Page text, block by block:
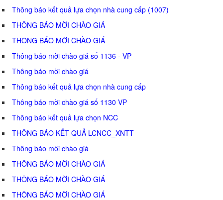
Thông báo kết quả lựa chọn nhà cung cấp (1007)
THÔNG BÁO MỜI CHÀO GIÁ
THÔNG BÁO MỜI CHÀO GIÁ
Thông báo mời chào giá số 1136 - VP
Thông báo mời chào giá
Thông báo kết quả lựa chọn nhà cung cấp
Thông báo mời chào giá số 1130 VP
Thông báo kết quả lựa chọn NCC
THÔNG BÁO KẾT QUẢ LCNCC_XNTT
Thông báo mời chào giá
THÔNG BÁO MỜI CHÀO GIÁ
THÔNG BÁO MỜI CHÀO GIÁ
THÔNG BÁO MỜI CHÀO GIÁ